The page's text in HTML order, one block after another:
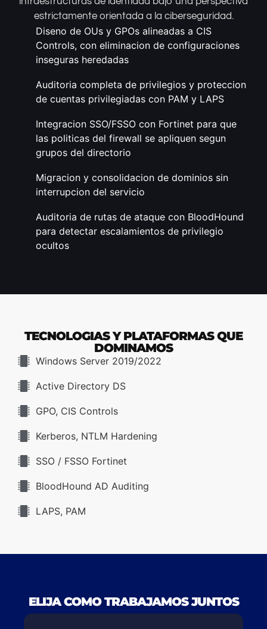
estrictamente orientada a la ciberseguridad.
Diseno de OUs y GPOs alineadas a CIS
Controls, con eliminacion de configuraciones
inseguras heredadas
Auditoria completa de privilegios y proteccion
de cuentas privilegiadas con PAM y LAPS
Integracion SSO/FSSO con Fortinet para que
las politicas del firewall se apliquen segun
grupos del directorio
Migracion y consolidacion de dominios sin
interrupcion del servicio
Auditoria de rutas de ataque con BloodHound
para detectar escalamientos de privilegio
ocultos
TECNOLOGIAS Y PLATAFORMAS QUE
DOMINAMOS
Windows Server 2019/2022
Active Directory DS
GPO, CIS Controls
Kerberos, NTLM Hardening
SSO / FSSO Fortinet
BloodHound AD Auditing
LAPS, PAM
ELIJA COMO TRABAJAMOS JUNTOS